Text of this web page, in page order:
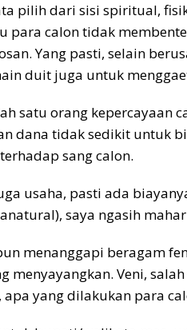
pilih dari sisi spiritual,
para calon tidak
Yang pasti, selain
duit juga untuk
satu orang kepercayaan
dana tidak sedikit untuk
sang calon.
usaha, pasti ada
saya ngasih
menanggapi beragam
menyayangkan. Veni,
apa yang dilakukan para